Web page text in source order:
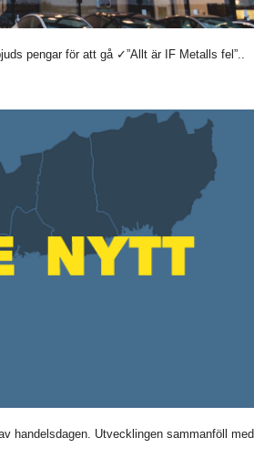
pengar för att gå ✓”Allt är IF Metalls fel”..
handelsdagen. Utvecklingen sammanföll med